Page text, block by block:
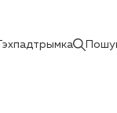
Тэхпадтрымка